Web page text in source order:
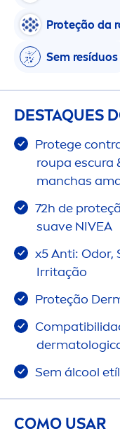
Proteção da
Sem resíduos
DESTAQUES
Protege
roupa escura
manchas
72h de
suave NIVEA
x5 Anti: Odor,
Irritação
Proteção
Sem álcool
COMO USAR